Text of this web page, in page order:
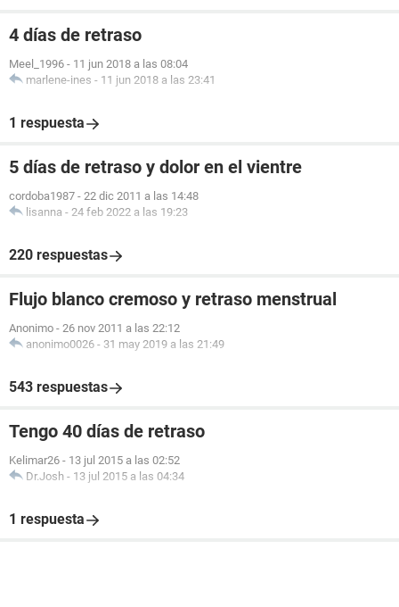
4 días de retraso
Meel_1996 - 11 jun 2018 a las 08:04
marlene-ines - 11 jun 2018 a las 23:41
1 respuesta
5 días de retraso y dolor en el vientre
cordoba1987 - 22 dic 2011 a las 14:48
lisanna - 24 feb 2022 a las 19:23
220 respuestas
Flujo blanco cremoso y retraso menstrual
Anonimo - 26 nov 2011 a las 22:12
anonimo0026 - 31 may 2019 a las 21:49
543 respuestas
Tengo 40 días de retraso
Kelimar26 - 13 jul 2015 a las 02:52
Dr.Josh - 13 jul 2015 a las 04:34
1 respuesta